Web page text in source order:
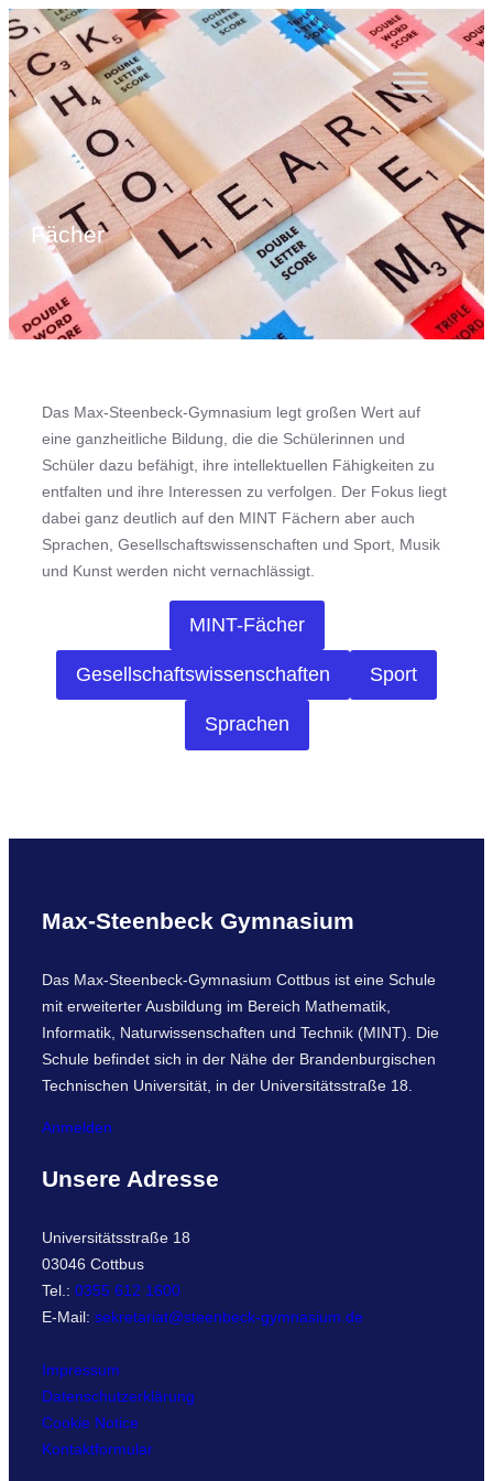
Zum
Inhalt
springen
Fächer
Das Max-Steenbeck-Gymnasium legt großen Wert auf
eine ganzheitliche Bildung, die die Schülerinnen und
Schüler dazu befähigt, ihre intellektuellen Fähigkeiten zu
entfalten und ihre Interessen zu verfolgen. Der Fokus liegt
dabei ganz deutlich auf den MINT Fächern aber auch
Sprachen, Gesellschaftswissenschaften und Sport, Musik
und Kunst werden nicht vernachlässigt.
MINT-Fächer
Gesellschaftswissenschaften Sport
Sprachen
Max-Steenbeck Gymnasium
Das Max-Steenbeck-Gymnasium Cottbus ist eine Schule
mit erweiterter Ausbildung im Bereich Mathematik,
Informatik, Naturwissenschaften und Technik (MINT). Die
Schule befindet sich in der Nähe der Brandenburgischen
Technischen Universität, in der Universitätsstraße 18.
Anmelden
Unsere Adresse
Universitätsstraße 18
03046 Cottbus
Tel.: 0355 612 1600
E-Mail: sekretariat@steenbeck-gymnasium.de
Impressum
Datenschutzerklärung
Cookie Notice
Kontaktformular